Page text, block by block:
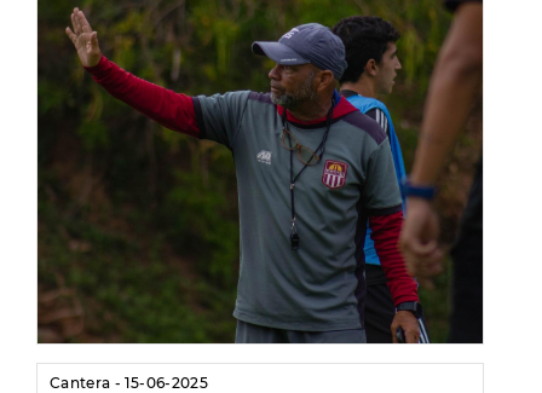
Cantera - 15-06-2025